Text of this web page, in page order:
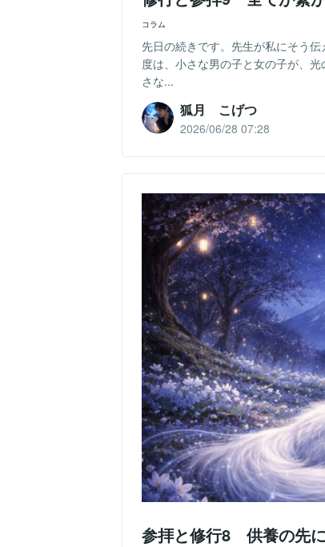
コラム
先日の続きです。先生が私にそう
度は、小さな男の子と女の子が、
さな...
狐月 こげつ
2026/06/28 07:28
参拝と修行8 供養の先